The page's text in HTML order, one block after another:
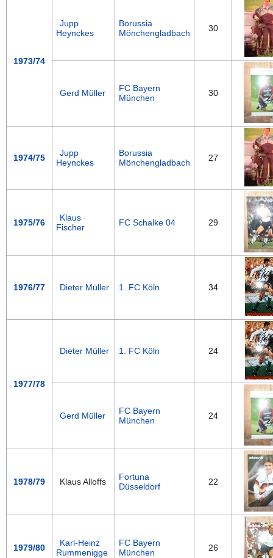
1973/74
Jupp
Heynckes
Borussia
Mönchengladbach
30
Gerd Müller
FC Bayern
München
30
1974/75
Jupp
Heynckes
Borussia
Mönchengladbach
27
1975/76
Klaus
Fischer
FC Schalke 04 29
1976/77 Dieter Müller 1. FC Köln 34
1977/78
Dieter Müller 1. FC Köln 24
Gerd Müller
FC Bayern
München
24
1978/79 Klaus Alloffs
Fortuna
Düsseldorf
22
1979/80
Karl-Heinz
Rummenigge
FC Bayern
München
26